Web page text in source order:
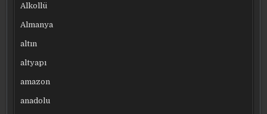
Alkollü
Almanya
altın
altyapı
amazon
anadolu